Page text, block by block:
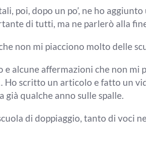
poi, dopo un po’, ne ho aggiunto
di tutti, ma ne parlerò alla
non mi piacciono molto delle
e alcune affermazioni che non mi
Ho scritto un articolo e fatto un
giàqualche anno sulle spalle.
di doppiaggio, tanto di voci